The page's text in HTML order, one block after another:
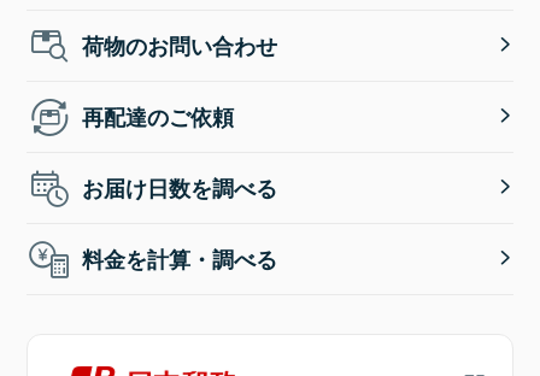
荷物のお問い合わせ
再配達のご依頼
お届け日数を調べる
料金を計算・調べる